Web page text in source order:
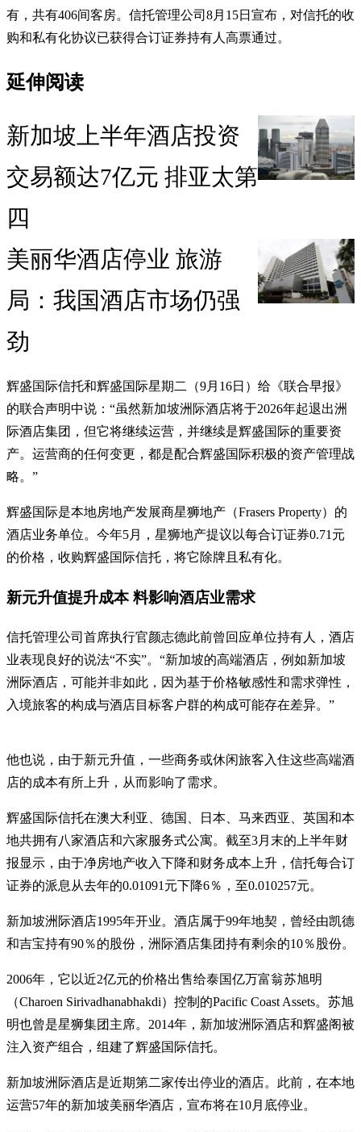
有，共有406间客房。信托管理公司8月15日宣布，对信托的收
购和私有化协议已获得合订证券持有人高票通过。
延伸阅读
新加坡上半年酒店投资
交易额达7亿元 排亚太第
四
美丽华酒店停业 旅游
局：我国酒店市场仍强
劲
辉盛国际信托和辉盛国际星期二（9月16日）给《联合早报》
的联合声明中说：“虽然新加坡洲际酒店将于2026年起退出洲
际酒店集团，但它将继续运营，并继续是辉盛国际的重要资
产。运营商的任何变更，都是配合辉盛国际积极的资产管理战
略。”
辉盛国际是本地房地产发展商星狮地产（Frasers Property）的
酒店业务单位。今年5月，星狮地产提议以每合订证券0.71元
的价格，收购辉盛国际信托，将它除牌且私有化。
新元升值提升成本 料影响酒店业需求
信托管理公司首席执行官颜志德此前曾回应单位持有人，酒店
业表现良好的说法“不实”。“新加坡的高端酒店，例如新加坡
洲际酒店，可能并非如此，因为基于价格敏感性和需求弹性，
入境旅客的构成与酒店目标客户群的构成可能存在差异。”
他也说，由于新元升值，一些商务或休闲旅客入住这些高端酒
店的成本有所上升，从而影响了需求。
辉盛国际信托在澳大利亚、德国、日本、马来西亚、英国和本
地共拥有八家酒店和六家服务式公寓。截至3月末的上半年财
报显示，由于净房地产收入下降和财务成本上升，信托每合订
证券的派息从去年的0.01091元下降6％，至0.010257元。
新加坡洲际酒店1995年开业。酒店属于99年地契，曾经由凯德
和吉宝持有90％的股份，洲际酒店集团持有剩余的10％股份。
2006年，它以近2亿元的价格出售给泰国亿万富翁苏旭明
（Charoen Sirivadhanabhakdi）控制的Pacific Coast Assets。苏旭
明也曾是星狮集团主席。2014年，新加坡洲际酒店和辉盛阁被
注入资产组合，组建了辉盛国际信托。
新加坡洲际酒店是近期第二家传出停业的酒店。此前，在本地
运营57年的新加坡美丽华酒店，宣布将在10月底停业。